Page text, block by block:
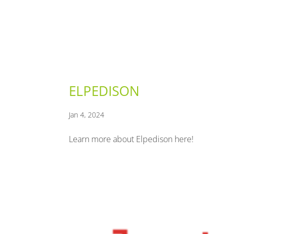
ELPEDISON
Jan 4, 2024
Learn more about Elpedison here!